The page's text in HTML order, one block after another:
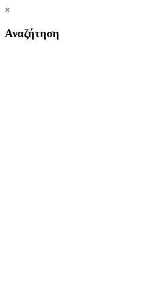
×
Αναζήτηση